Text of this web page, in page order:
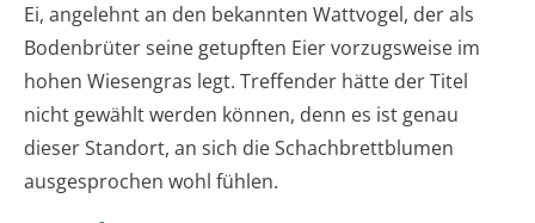
Ei, angelehnt an den bekannten Wattvogel, der als
Bodenbrüter seine getupften Eier vorzugsweise im
hohen Wiesengras legt. Treffender hätte der Titel
nicht gewählt werden können, denn es ist genau
dieser Standort, an sich die Schachbrettblumen
ausgesprochen wohl fühlen.